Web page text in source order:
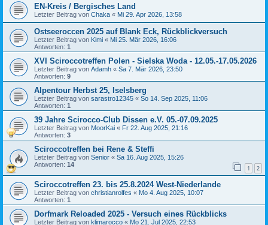
EN-Kreis / Bergisches Land
Letzter Beitrag von Chaka « Mi 29. Apr 2026, 13:58
Ostseeroccen 2025 auf Blank Eck, Rückblickversuch
Letzter Beitrag von Kimi « Mi 25. Mär 2026, 16:06
Antworten: 1
XVI Sciroccotreffen Polen - Sielska Woda - 12.05.-17.05.2026
Letzter Beitrag von Adamh « Sa 7. Mär 2026, 23:50
Antworten: 9
Alpentour Herbst 25, Iselsberg
Letzter Beitrag von sarastro12345 « So 14. Sep 2025, 11:06
Antworten: 1
39 Jahre Scirocco-Club Dissen e.V. 05.-07.09.2025
Letzter Beitrag von MoorKai « Fr 22. Aug 2025, 21:16
Antworten: 3
Sciroccotreffen bei Rene & Steffi
Letzter Beitrag von Senior « Sa 16. Aug 2025, 15:26
Antworten: 14 1 2
Sciroccotreffen 23. bis 25.8.2024 West-Niederlande
Letzter Beitrag von christianrolfes « Mo 4. Aug 2025, 10:07
Antworten: 1
Dorfmark Reloaded 2025 - Versuch eines Rückblicks
Letzter Beitrag von klimarocco « Mo 21. Jul 2025, 22:53